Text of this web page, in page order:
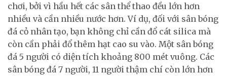
chơi, bởi vì hầu hết các sân thể thao đều lớn hơn
nhiều và cần nhiều nước hơn. Ví dụ, đối với sân bóng
đá cỏ nhân tạo, bạn không chỉ cần đổ cát silica mà
còn cần phải đổ thêm hạt cao su vào. Một sân bóng
đá 5 người có diện tích khoảng 800 mét vuông. Các
sân bóng đá 7 người, 11 người thậm chí còn lớn hơn